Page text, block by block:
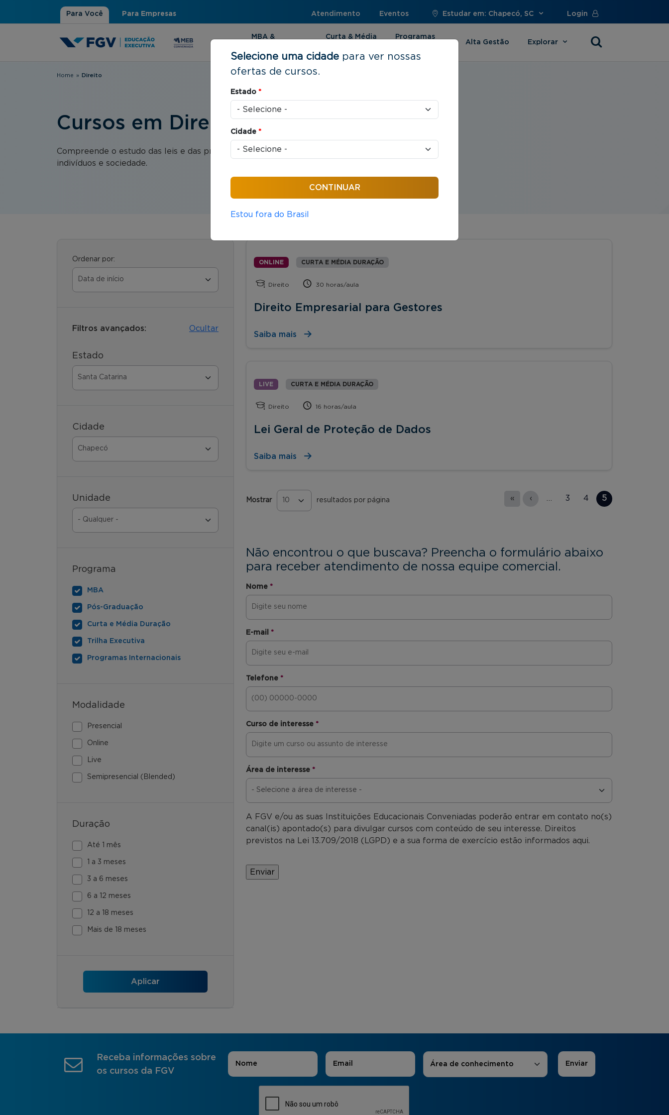
Para Você Para Empresas Atendimento Eventos Estudar em: Chapecó, SC Login
MBA &
Curta & Média
Programas
Alta Gestão Explorar
Você está aqui
Home » Direito
Cursos em Direito
Compreende o estudo das leis e das práticas jurídicas que organizam as relações entre
indivíduos e sociedade.
Ordenar por:
Filtros avançados: Ocultar
Estado
Cidade
Unidade
Programa
MBA
Pós-Graduação
Curta e Média Duração
Trilha Executiva
Programas Internacionais
Modalidade
Presencial
Online
Live
Semipresencial (Blended)
Duração
Até 1 mês
1 a 3 meses
3 a 6 meses
6 a 12 meses
12 a 18 meses
Mais de 18 meses
ONLINE CURTA E MÉDIA DURAÇÃO
Direito 30 horas/aula
Direito Empresarial para Gestores
Saiba mais
LIVE CURTA E MÉDIA DURAÇÃO
Direito 16 horas/aula
Lei Geral de Proteção de Dados
Saiba mais
Mostrar resultados por página
Páginas
« ‹ … 3 4 5
Não encontrou o que buscava? Preencha o formulário abaixo
para receber atendimento de nossa equipe comercial.
Nome *
E-mail *
Telefone *
Curso de interesse *
Área de interesse *
A FGV e/ou as suas Instituições Educacionais Conveniadas poderão entrar em contato no(s)
canal(is) apontado(s) para divulgar cursos com conteúdo de seu interesse. Direitos
previstos na Lei 13.709/2018 (LGPD) e a sua forma de exercício estão informados aqui.
Receba informações sobre
os cursos da FGV
Nome E-mail Áreas de Interesse
Área de conhecimento
Selecione uma cidade para ver nossas
ofertas de cursos.
Estado *
Cidade *
Estou fora do Brasil